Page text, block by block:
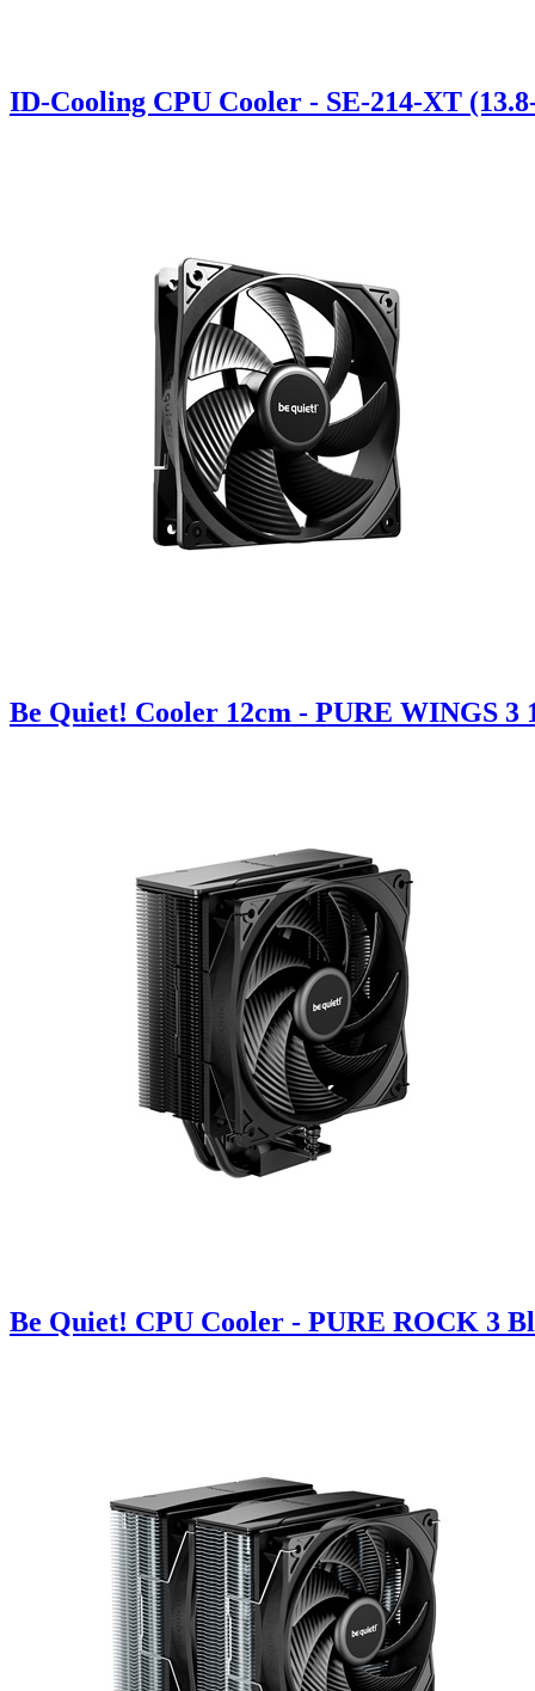
ID-Cooling CPU Cooler - SE-214-XT
Be Quiet! Cooler 12cm - PURE WINGS 3
Be Quiet! CPU Cooler - PURE ROCK 3